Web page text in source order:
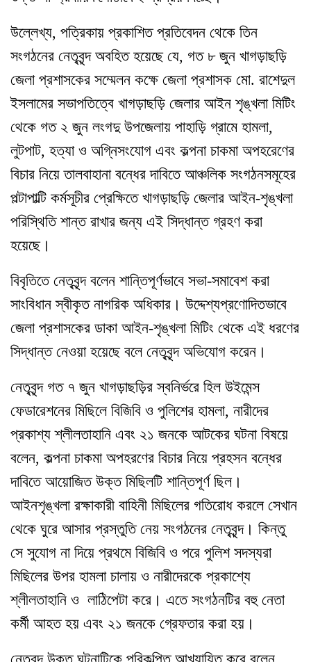
উল্লেখ্য, পত্রিকায় প্রকাশিত প্রতিবেদন থেকে তিন
সংগঠনের নেতৃবৃন্দ অবহিত হয়েছে যে, গত ৮ জুন খাগড়াছড়ি
জেলা প্রশাসকের সম্মেলন কক্ষে জেলা প্রশাসক মো. রাশেদুল
ইসলামের সভাপতিত্বে খাগড়াছড়ি জেলার আইন শৃঙ্খলা মিটিং
থেকে গত ২ জুন লংগদু উপজেলায় পাহাড়ি গ্রামে হামলা,
লুটপাট, হত্যা ও অগ্নিসংযোগ এবং কল্পনা চাকমা অপহরেণের
বিচার নিয়ে তালবাহানা বন্ধের দাবিতে আঞ্চলিক সংগঠনসমূহের
পল্টাপাল্টি কর্মসূচীর প্রেক্ষিতে খাগড়াছড়ি জেলার আইন-শৃঙ্খলা
পরিস্থিতি শান্ত রাখার জন্য এই সিদ্ধান্ত গ্রহণ করা
হয়েছে।
বিবৃতিতে নেতৃবৃন্দ বলেন শান্তিপূর্ণভাবে সভা-সমাবেশ করা
সাংবিধান স্বীকৃত নাগরিক অধিকার। উদ্দেশ্যপ্রণোদিতভাবে
জেলা প্রশাসকের ডাকা আইন-শৃঙ্খলা মিটিং থেকে এই ধরণের
সিদ্ধান্ত নেওয়া হয়েছে বলে নেতৃবৃন্দ অভিযোগ করেন।
নেতৃবৃন্দ গত ৭ জুন খাগড়াছড়ির স্বনির্ভরে হিল উইমেন্স
ফেডারেশনের মিছিলে বিজিবি ও পুলিশের হামলা, নারীদের
প্রকাশ্য শ্লীলতাহানি এবং ২১ জনকে আটকের ঘটনা বিষয়ে
বলেন, কল্পনা চাকমা অপহরণের বিচার নিয়ে প্রহসন বন্ধের
দাবিতে আয়োজিত উক্ত মিছিলটি শান্তিপূর্ণ ছিল।
আইনশৃঙ্খলা রক্ষাকারী বাহিনী মিছিলের গতিরোধ করলে সেখান
থেকে ঘুরে আসার প্রস্তুতি নেয় সংগঠনের নেতৃবৃন্দ। কিন্তু
সে সুযোগ না দিয়ে প্রথমে বিজিবি ও পরে পুলিশ সদস্যরা
মিছিলের উপর হামলা চালায় ও নারীদেরকে প্রকাশ্যে
শ্লীলতাহানি ও লাঠিপেটা করে। এতে সংগঠনটির বহু নেতা
কর্মী আহত হয় এবং ২১ জনকে গ্রেফতার করা হয়।